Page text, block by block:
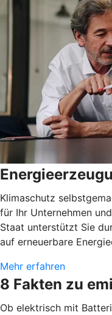
Klimaschutz
für Ihr Unternehmen
Staat unterstützt Sie
auf erneuerbare
Mehr erfahren
8 Fakten zu
Ob elektrisch mit